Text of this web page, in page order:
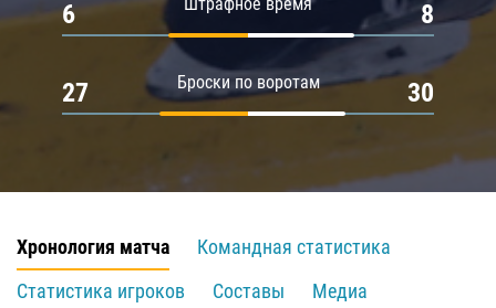
6 8
Броски по воротам
27 30
Хронология матча
Командная статистика
Статистика игроков
Составы
Медиа